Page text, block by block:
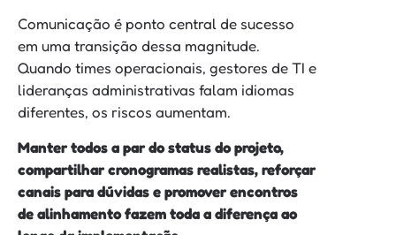
Comunicação é ponto central de sucesso
em uma transição dessa magnitude.
Quando times operacionais, gestores de TI e
lideranças administrativas falam idiomas
diferentes, os riscos aumentam.
Manter todos a par do status do projeto,
compartilhar cronogramas realistas, reforçar
canais para dúvidas e promover encontros
de alinhamento fazem toda a diferença ao